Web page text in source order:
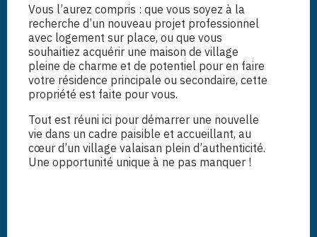
Vous l’aurez compris : que vous soyez à la
recherche d’un nouveau projet professionnel
avec logement sur place, ou que vous
souhaitiez acquérir une maison de village
pleine de charme et de potentiel pour en faire
votre résidence principale ou secondaire, cette
propriété est faite pour vous.
Tout est réuni ici pour démarrer une nouvelle
vie dans un cadre paisible et accueillant, au
cœur d’un village valaisan plein d’authenticité.
Une opportunité unique à ne pas manquer !